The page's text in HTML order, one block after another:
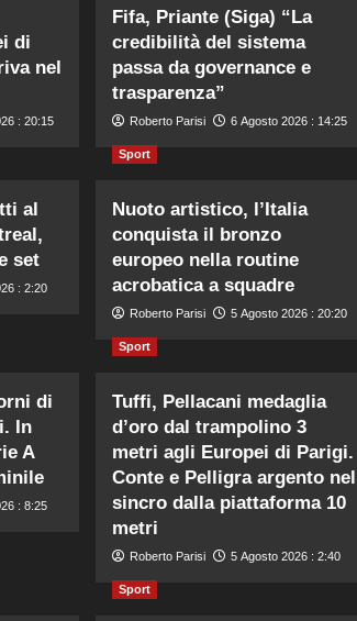
di
nel
: 20:15
Fifa, Priante (Siga) “La
credibilità del sistema
passa da governance e
trasparenza”
Roberto Parisi 6 Agosto 2026 : 14:25
al
set
: 2:20
Sport
Nuoto artistico, l’Italia
conquista il bronzo
europeo nella routine
acrobatica a squadre
Roberto Parisi 5 Agosto 2026 : 20:20
di
In
A
: 8:25
Sport
Tuffi, Pellacani medaglia
d’oro dal trampolino 3
metri agli Europei di Parigi.
Conte e Pelligra argento nel
sincro dalla piattaforma 10
metri
Roberto Parisi 5 Agosto 2026 : 2:40
Sport